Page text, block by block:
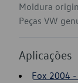
Moldura
Peças VW
Aplicações
Fox 2004